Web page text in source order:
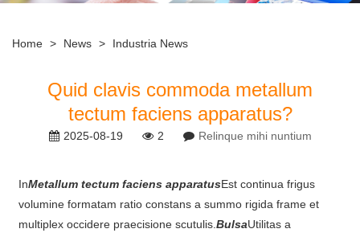
Home > News > Industria News
Quid clavis commoda metallum
tectum faciens apparatus?
2025-08-19 2 Relinque mihi nuntium
InMetallum tectum faciens apparatusEst continua frigus
volumine formatam ratio constans a summo rigida frame et
multiplex occidere praecisione scutulis.BulsaUtilitas a